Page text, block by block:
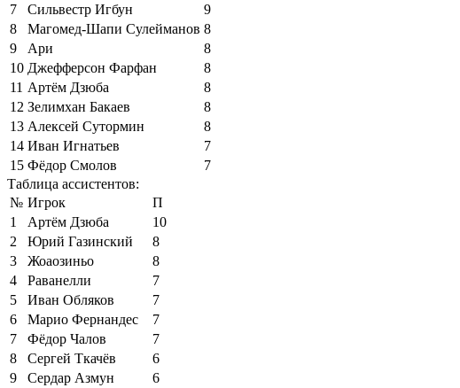
7
Сильвестр Игбун
9
8
Магомед-Шапи Сулейманов 8
9
Ари
8
10 Джефферсон Фарфан
8
11 Артём Дзюба
8
12 Зелимхан Бакаев
8
13 Алексей Сутормин
8
14 Иван Игнатьев
7
15 Фёдор Смолов
7
Таблица ассистентов:
№ Игрок
П
1
Артём Дзюба
10
2
Юрий Газинский
8
3
Жоаозиньо
8
4
Раванелли
7
5
Иван Обляков
7
6
Марио Фернандес
7
7
Фёдор Чалов
7
8
Сергей Ткачёв
6
9
Сердар Азмун
6